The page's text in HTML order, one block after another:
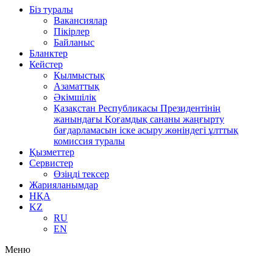
Біз туралы
Вакансиялар
Пікірлер
Байланыс
Бланктер
Кейстер
Қылмыстық
Азаматтық
Әкімшілік
Қазақстан Республикасы Президентінің
жанындағы Қоғамдық сананы жаңғырту
бағдарламасын іске асыру жөніндегі ұлттық
комиссия туралы
Қызметтер
Сервистер
Өзіңді тексер
Жарияланымдар
НҚА
KZ
RU
EN
Меню